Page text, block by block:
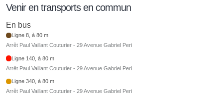
Venir en transports en commun
En bus
Ligne 8, à 80 m
Arrêt Paul Vaillant Couturier - 29 Avenue Gabriel Peri
Ligne 140, à 80 m
Arrêt Paul Vaillant Couturier - 29 Avenue Gabriel Peri
Ligne 340, à 80 m
Arrêt Paul Vaillant Couturier - 29 Avenue Gabriel Peri